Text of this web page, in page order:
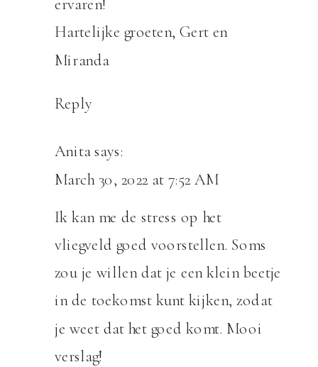
ervaren!
Hartelijke groeten, Gert en
Miranda
Reply
Anitasays:
March 30, 2022 at 7:52 AM
Ik kan me de stress op het
vliegveld goed voorstellen. Soms
zou je willen dat je een klein beetje
in de toekomst kunt kijken, zodat
je weet dat het goed komt. Mooi
verslag!